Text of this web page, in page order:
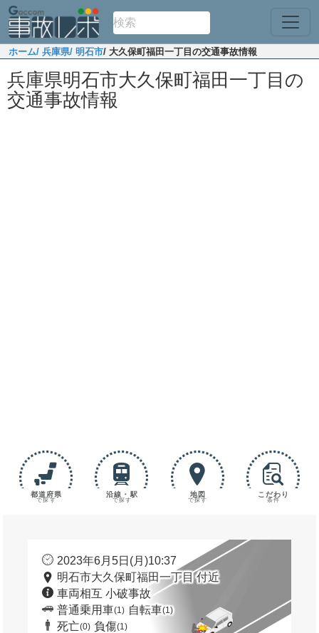
ホーム/ 兵庫県/ 明石市/ 大久保町福田一丁目の交通事故情報
兵庫県明石市大久保町福田一丁目の
交通事故情報
都道府県
で探す
沿線・駅
で探す
地図
で探す
こだわり
条件
2023年6月5日(月)10:37
明石市大久保町福田一丁目 付近
車両相互 小破事故
普通乗用車(1) 自転車(1)
死亡(0) 負傷(1)